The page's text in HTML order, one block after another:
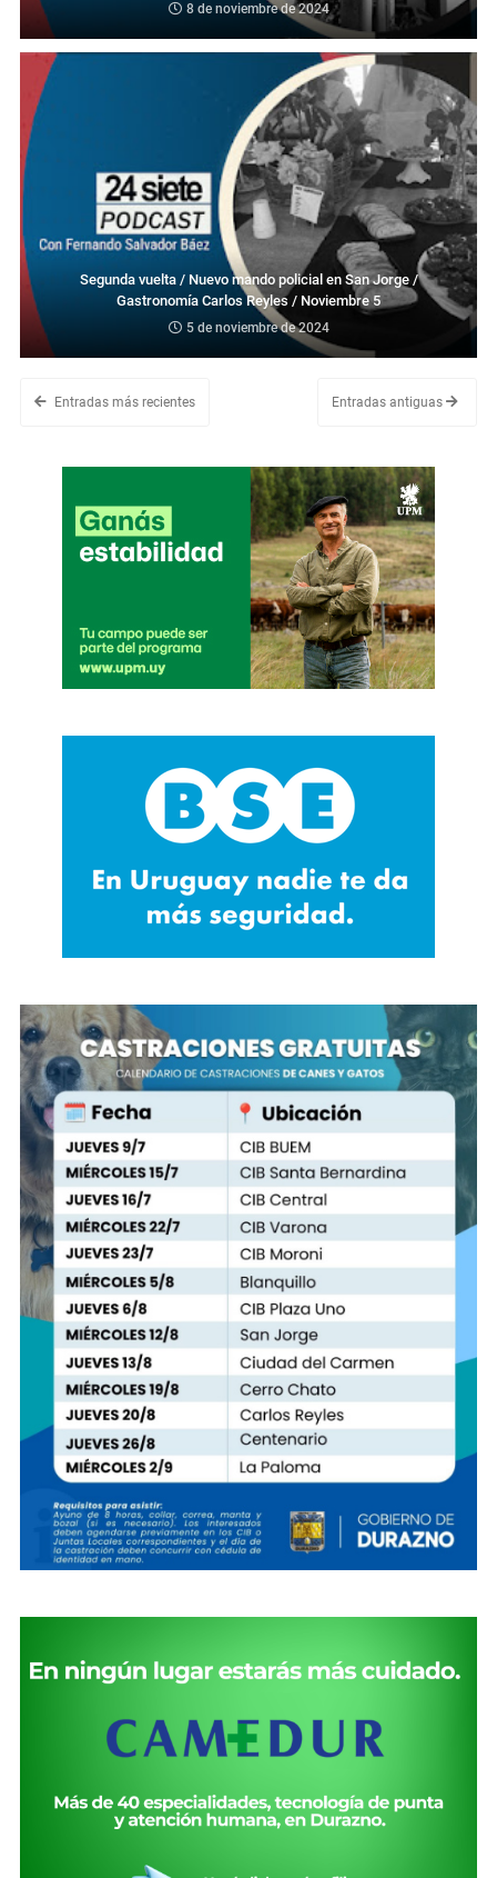
8 de noviembre de 2024
Segunda vuelta / Nuevo mando policial en San Jorge /
Gastronomía Carlos Reyles / Noviembre 5
5 de noviembre de 2024
Entradas más recientes Entradas antiguas